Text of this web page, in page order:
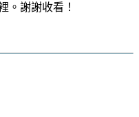
。謝謝收看！